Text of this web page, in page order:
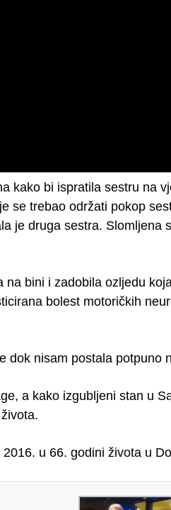
kako bi ispratila sestru na
se trebao održati pokop
je druga sestra.
na bini i zadobila ozljedu
bolest motoričkih
dok nisam postala potpuno
a kako izgubljeni stan u
u 66. godini života u